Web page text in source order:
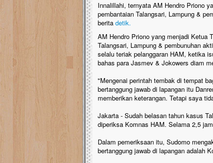
Innalillahi, ternyata AM Hendro Priono
pembantaian Talangsari, Lampung &
berita detik.
AM Hendro Priono yang menjadi Ketua
Talangsari, Lampung & pembunuhan
selalu teriak pelanggaran HAM, ketika
bahas para Jasmev & Jokowers diam
"Mengenai perintah tembak di tempat
bertanggung jawab di lapangan itu
memberikan keterangan. Tetapi saya
Jakarta - Sudah belasan tahun kasus
diperiksa Komnas HAM. Selama 2,5
Dalam pemeriksaan itu, Sudomo
bertanggung jawab di lapangan adalah